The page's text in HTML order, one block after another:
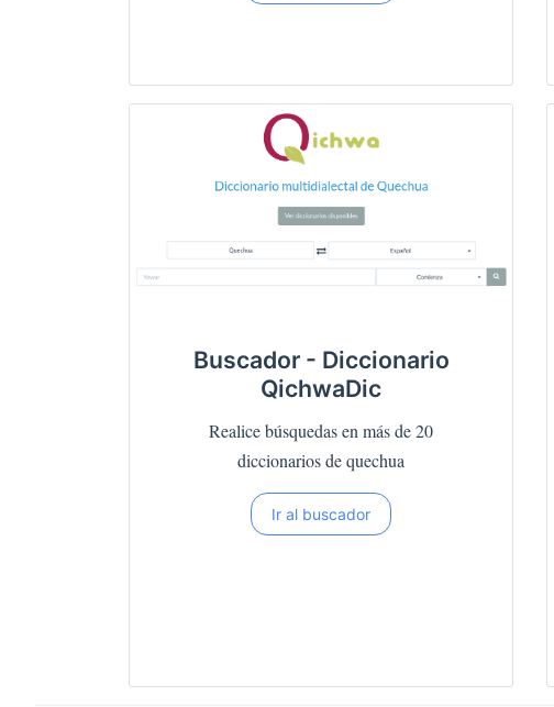
Buscador - Diccionario
QichwaDic
Realice búsquedas en más de 20
diccionarios de quechua
Ir al buscador